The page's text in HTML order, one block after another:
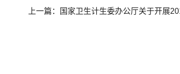
上一篇： 国家卫生计生委办公厅关于开展2018年度第40期笹川医学奖学金项目